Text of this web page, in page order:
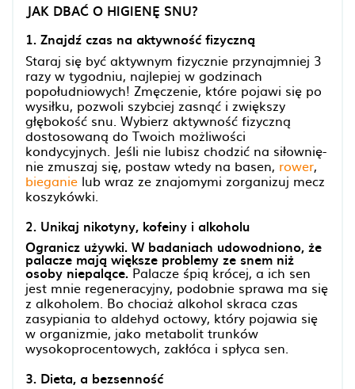
JAK DBAĆ O HIGIENĘ SNU?
1. Znajdź czas na aktywność fizyczną
Staraj się być aktywnym fizycznie przynajmniej 3
razy w tygodniu, najlepiej w godzinach
popołudniowych! Zmęczenie, które pojawi się po
wysiłku, pozwoli szybciej zasnąć i zwiększy
głębokość snu. Wybierz aktywność fizyczną
dostosowaną do Twoich możliwości
kondycyjnych. Jeśli nie lubisz chodzić na siłownię-
nie zmuszaj się, postaw wtedy na basen, rower,
bieganie lub wraz ze znajomymi zorganizuj mecz
koszykówki.
2. Unikaj nikotyny, kofeiny i alkoholu
Ogranicz używki. W badaniach udowodniono, że
palacze mają większe problemy ze snem niż
osoby niepalące.Palacze śpią krócej, a ich sen
jest mnie regeneracyjny, podobnie sprawa ma się
z alkoholem. Bo chociaż alkohol skraca czas
zasypiania to aldehyd octowy, który pojawia się
w organizmie, jako metabolit trunków
wysokoprocentowych, zakłóca i spłyca sen.
3. Dieta, a bezsenność